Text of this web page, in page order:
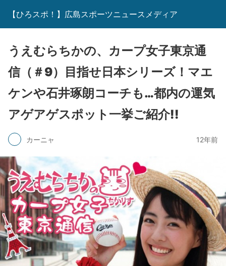
【ひろスポ！】広島スポーツニュースメディア
うえむらちかの、カープ女子東京通
信（＃9）目指せ日本シリーズ！マエ
ケンや石井琢朗コーチも…都内の運気
アゲアゲスポット一挙ご紹介!!
カーニャ 12年前